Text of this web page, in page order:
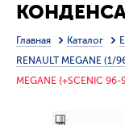
(NISSENS)
Главная Каталог
RENAULT MEGANE (1/
MEGANE {+SCENIC